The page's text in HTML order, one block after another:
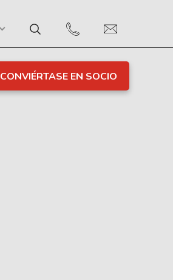
CONVIÉRTASE EN SOCIO